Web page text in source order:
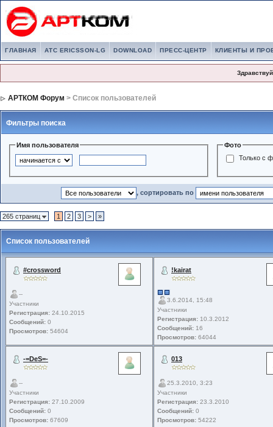
ГЛАВНАЯ АТС ERICSSON-LG DOWNLOAD ПРЕСС-ЦЕНТР КЛИЕНТЫ И
АРТКОМ Форум > Список пользователей
Фильтры поиска
Имя пользователя
Фото
Только с
, сортировать по
265 страниц 1 2 3 > »
Список пользователей
#crossword
--
Участники
Регистрация: 24.10.2015
Сообщений: 0
Просмотров: 54604
!kairat
3.6.2014, 15:48
Участники
Регистрация: 10.3.2012
Сообщений: 16
Просмотров: 64044
-=DeS=-
--
Участники
Регистрация: 27.10.2009
Сообщений: 0
Просмотров: 67609
013
25.3.2010, 3:23
Участники
Регистрация: 23.3.2010
Сообщений: 0
Просмотров: 54222